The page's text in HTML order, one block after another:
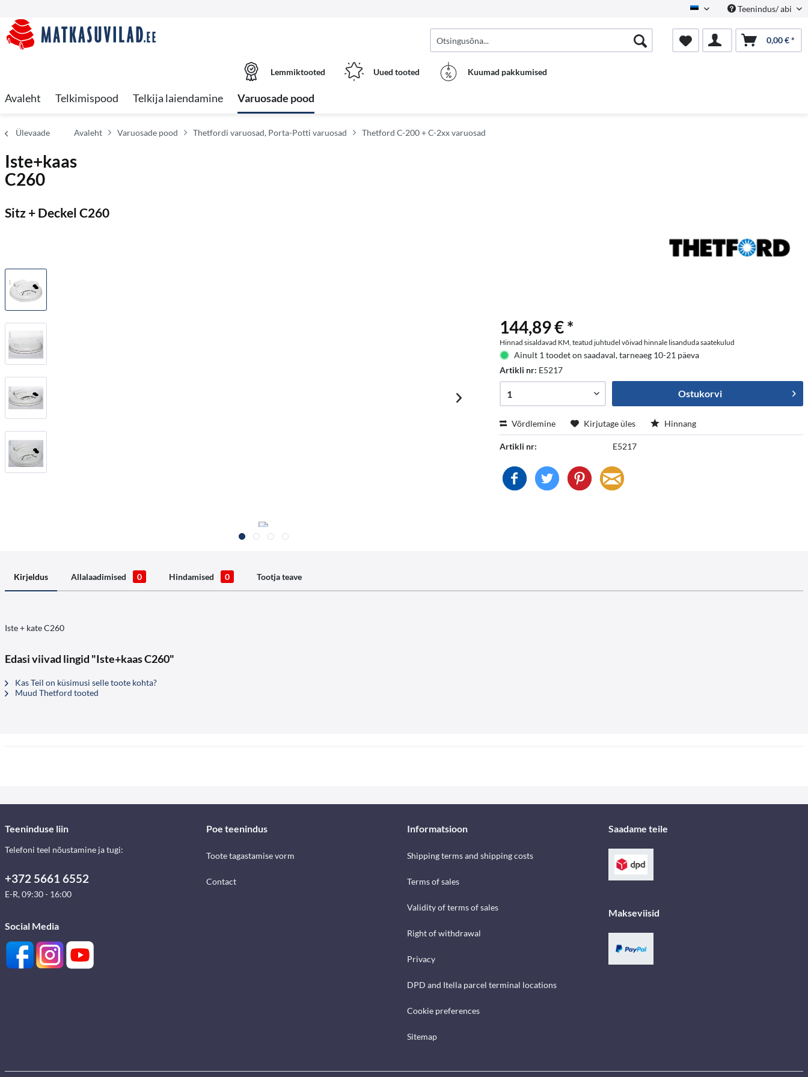
Estnisch Teenindus/ abi
0,00 € *
Lemmiktooted Uued tooted Kuumad pakkumised
Avaleht Telkimispood Telkija laiendamine Varuosade pood
Ülevaade Avaleht Varuosade pood Thetfordi varuosad, Porta-Potti varuosad Thetford C-200 + C-2xx varuosad
Iste+kaas
C260
Sitz + Deckel C260
144,89 € *
Hinnad sisaldavad KM, teatud juhtudel võivad hinnale lisanduda saatekulud
Ainult 1 toodet on saadaval, tarneaeg 10-21 päeva
Artikli nr: E5217
Ostukorvi
Võrdlemine Kirjutage üles Hinnang
Artikli nr: E5217
Kirjeldus Allalaadimised 0 Hindamised 0 Tootja teave
Iste + kate C260
Edasi viivad lingid "Iste+kaas C260"
Kas Teil on küsimusi selle toote kohta?
Muud Thetford tooted
Teeninduse liin
Telefoni teel nõustamine ja tugi:
+372 5661 6552
E-R, 09:30 - 16:00
Social Media
Poe teenindus
Toote tagastamise vorm
Contact
Informatsioon
Shipping terms and shipping costs
Terms of sales
Validity of terms of sales
Right of withdrawal
Privacy
DPD and Itella parcel terminal locations
Cookie preferences
Sitemap
Saadame teile
Makseviisid